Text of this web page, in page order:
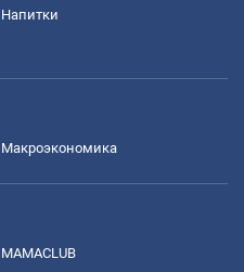
Напитки
Mакроэкономика
MAMACLUB